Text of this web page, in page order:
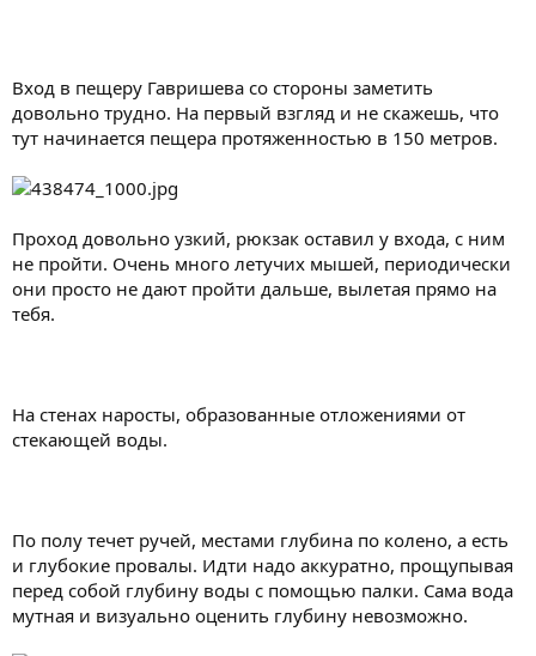
Вход в пещеру Гавришева со стороны заметить
довольно трудно. На первый взгляд и не скажешь, что
тут начинается пещера протяженностью в 150 метров.
Проход довольно узкий, рюкзак оставил у входа, с ним
не пройти. Очень много летучих мышей, периодически
они просто не дают пройти дальше, вылетая прямо на
тебя.
На стенах наросты, образованные отложениями от
стекающей воды.
По полу течет ручей, местами глубина по колено, а есть
и глубокие провалы. Идти надо аккуратно, прощупывая
перед собой глубину воды с помощью палки. Сама вода
мутная и визуально оценить глубину невозможно.